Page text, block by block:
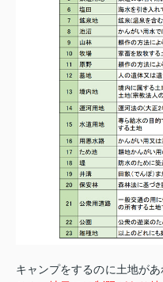
キャンプをするのに土地が